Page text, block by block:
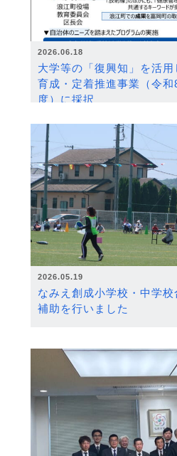
2026.06.18
大学等の「復興知」を活
育成・定着推進事業（令
度）に採択
2026.05.19
なみえ創成小学校・中学
補助を行いました